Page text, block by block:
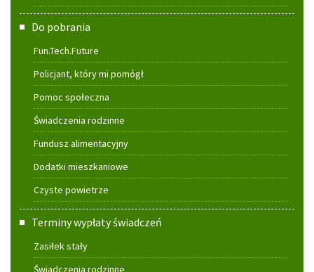
Do pobrania
Fun.Tech.Future
Policjant, który mi pomógł
Pomoc społeczna
Świadczenia rodzinne
Fundusz alimentacyjny
Dodatki mieszkaniowe
Czyste powietrze
Terminy wypłaty świadczeń
Zasiłek stały
Świadczenia rodzinne